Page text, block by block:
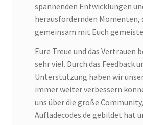
spannenden Entwicklungen
herausfordernden Momenten,
gemeinsam mit Euch
Eure Treue und das Vertrauen
sehr viel. Durch das Feedback
Unterstützung haben wir
immer weiter verbessern
uns über die große
Aufladecodes.de gebildet hat